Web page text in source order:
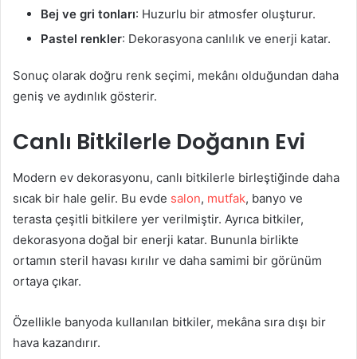
Bej ve gri tonları: Huzurlu bir atmosfer oluşturur.
Pastel renkler: Dekorasyona canlılık ve enerji katar.
Sonuç olarak doğru renk seçimi, mekânı olduğundan daha
geniş ve aydınlık gösterir.
Canlı Bitkilerle Doğanın Evi
Modern ev dekorasyonu, canlı bitkilerle birleştiğinde daha
sıcak bir hale gelir. Bu evde salon, mutfak, banyo ve
terasta çeşitli bitkilere yer verilmiştir. Ayrıca bitkiler,
dekorasyona doğal bir enerji katar. Bununla birlikte
ortamın steril havası kırılır ve daha samimi bir görünüm
ortaya çıkar.
Özellikle banyoda kullanılan bitkiler, mekâna sıra dışı bir
hava kazandırır.